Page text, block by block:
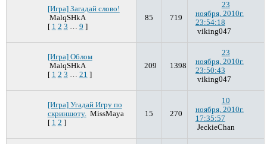
[Игра] Загадай слово!
MalqSHkA
[ 1 2 3 … 9 ]
85 719
23
ноября, 2010г.
23:54:18
viking047
[Игра] Облом
MalqSHkA
[ 1 2 3 … 21 ]
209 1398
23
ноября, 2010г.
23:50:43
viking047
[Игра] Угадай Игру по
скриншоту. MissMaya
[ 1 2 ]
15 270
10
ноября, 2010г.
17:35:57
JeckieChan